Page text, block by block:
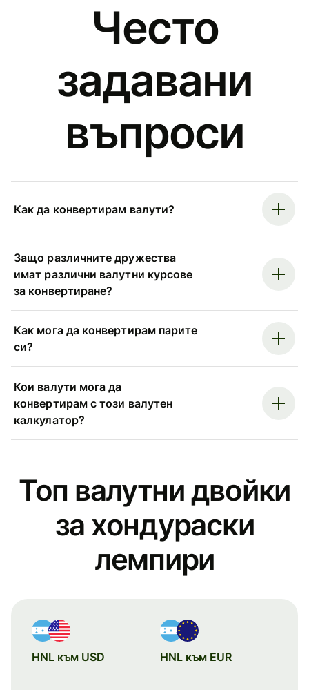
Често
задавани
въпроси
Как да конвертирам валути?
Защо различните дружества
имат различни валутни курсове
за конвертиране?
Как мога да конвертирам парите
си?
Кои валути мога да
конвертирам с този валутен
калкулатор?
Топ валутни двойки
за хондураски
лемпири
HNL към USD HNL към EUR